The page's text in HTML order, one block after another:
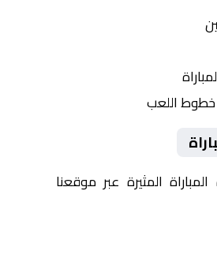
اللعب
المثيرة عبر موقعنا